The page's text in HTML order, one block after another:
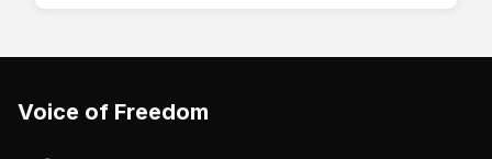
Voice of Freedom